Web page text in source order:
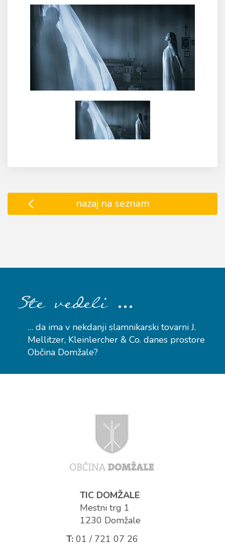
nazaj na seznam
Ste vedeli …
… da ima v nekdanji slamnikarski tovarni J.
Mellitzer, Kleinlercher & Co. danes prostore
Občina Domžale?
TIC DOMŽALE
Mestni trg 1
1230 Domžale
T:01 / 721 07 26